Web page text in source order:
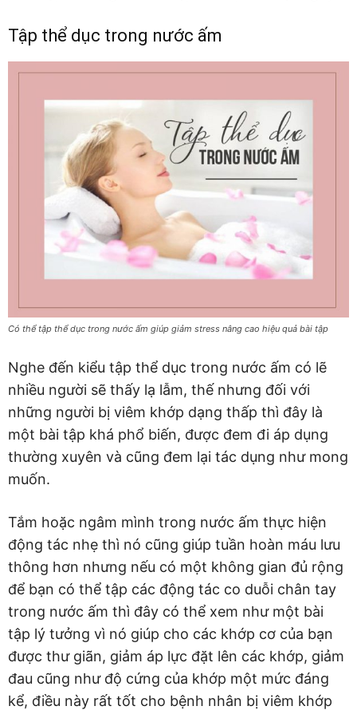
Tập thể dục trong nước ấm
Có thể tập thể dục trong nước ấm giúp giảm stress nâng cao hiệu quả bài tập
Nghe đến kiểu tập thể dục trong nước ấm có lẽ
nhiều người sẽ thấy lạ lẫm, thế nhưng đối với
những người bị viêm khớp dạng thấp thì đây là
một bài tập khá phổ biến, được đem đi áp dụng
thường xuyên và cũng đem lại tác dụng như mong
muốn.
Tắm hoặc ngâm mình trong nước ấm thực hiện
động tác nhẹ thì nó cũng giúp tuần hoàn máu lưu
thông hơn nhưng nếu có một không gian đủ rộng
để bạn có thể tập các động tác co duỗi chân tay
trong nước ấm thì đây có thể xem như một bài
tập lý tưởng vì nó giúp cho các khớp cơ của bạn
được thư giãn, giảm áp lực đặt lên các khớp, giảm
đau cũng như độ cứng của khớp một mức đáng
kể, điều này rất tốt cho bệnh nhân bị viêm khớp